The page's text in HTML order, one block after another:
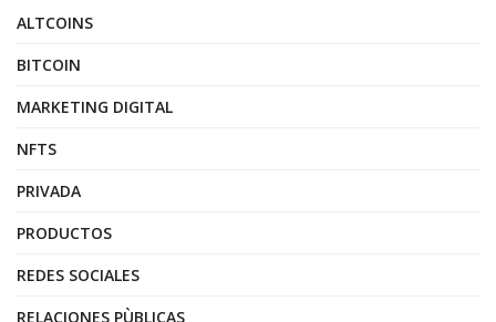
ALTCOINS
BITCOIN
MARKETING DIGITAL
NFTS
PRIVADA
PRODUCTOS
REDES SOCIALES
RELACIONES PÙBLICAS